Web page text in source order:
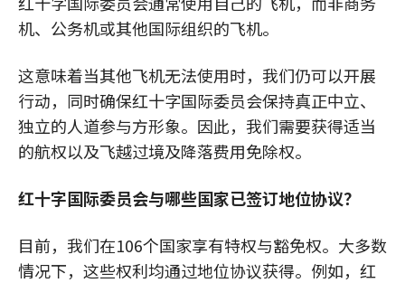
机、公务机或其他国际组织的飞机。
这意味着当其他飞机无法使用时，我们仍可以开展
行动，同时确保红十字国际委员会保持真正中立、
独立的人道参与方形象。因此，我们需要获得适当
的航权以及飞越过境及降落费用免除权。
红十字国际委员会与哪些国家已签订地位协议？
目前，我们在106个国家享有特权与豁免权。大多数
情况下，这些权利均通过地位协议获得。例如，红